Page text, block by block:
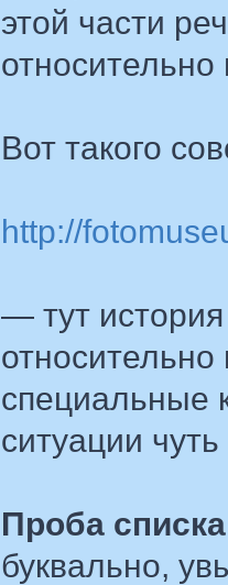
этой части
Вот такого
http://
— тут
специальные
ситуации
Проба списка
буквально,